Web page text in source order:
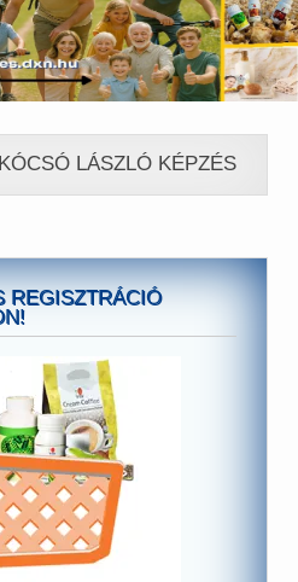
LÁSZLÓ KÉPZÉS
REGISZTRÁCIÓ